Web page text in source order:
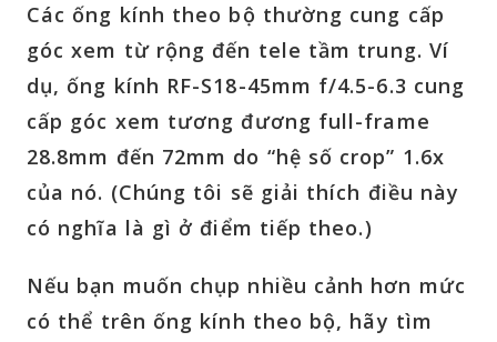
Các ống kính theo bộ thường cung cấp
góc xem từ rộng đến tele tầm trung. Ví
dụ, ống kính RF-S18-45mm f/4.5-6.3 cung
cấp góc xem tương đương full-frame
28.8mm đến 72mm do “hệ số crop” 1.6x
của nó. (Chúng tôi sẽ giải thích điều này
có nghĩa là gì ở điểm tiếp theo.)
Nếu bạn muốn chụp nhiều cảnh hơn mức
có thể trên ống kính theo bộ, hãy tìm